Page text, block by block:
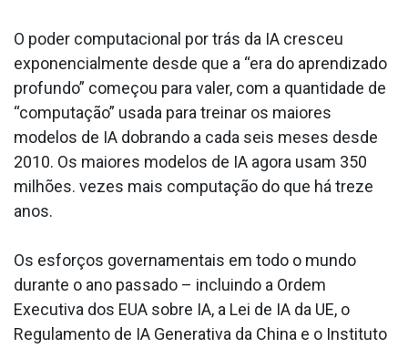
O poder computacional por trás da IA cresceu
exponencialmente desde que a “era do aprendizado
profundo” começou para valer, com a quantidade de
“computação” usada para treinar os maiores
modelos de IA dobrando a cada seis meses desde
2010. Os maiores modelos de IA agora usam 350
milhões. vezes mais computação do que há treze
anos.
Os esforços governamentais em todo o mundo
durante o ano passado – incluindo a Ordem
Executiva dos EUA sobre IA, a Lei de IA da UE, o
Regulamento de IA Generativa da China e o Instituto